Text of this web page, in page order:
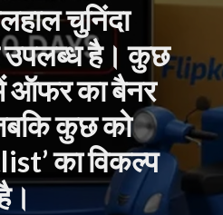
चुनिंदा
उपलब्ध है। कुछ
ऑफर का बैनर
कुछ को
का विकल्प